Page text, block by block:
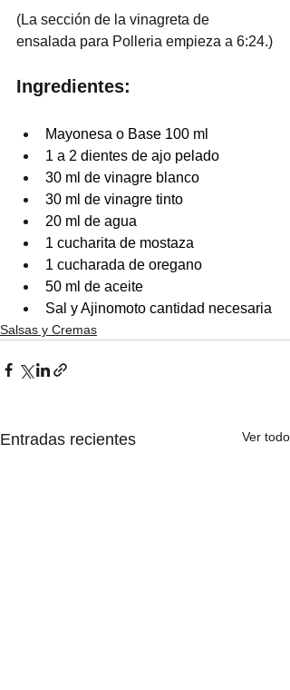
(La sección de la vinagreta de
ensalada para Polleria empieza a 6:24.)
Ingredientes:
Mayonesa o Base 100 ml
1 a 2 dientes de ajo pelado
30 ml de vinagre blanco
30 ml de vinagre tinto
20 ml de agua
1 cucharita de mostaza
1 cucharada de oregano
50 ml de aceite
Sal y Ajinomoto cantidad necesaria
Salsas y Cremas
Entradas recientes Ver todo